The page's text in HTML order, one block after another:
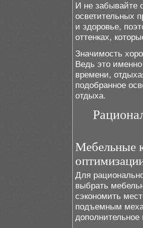
И не забывайте
осветительных
и здоровье,
оттенках,
Значимость
Ведь это
времени,
подобранное
отдыха.
Мебельные
Для
выбрать
сэкономить
подъемным
дополнительное